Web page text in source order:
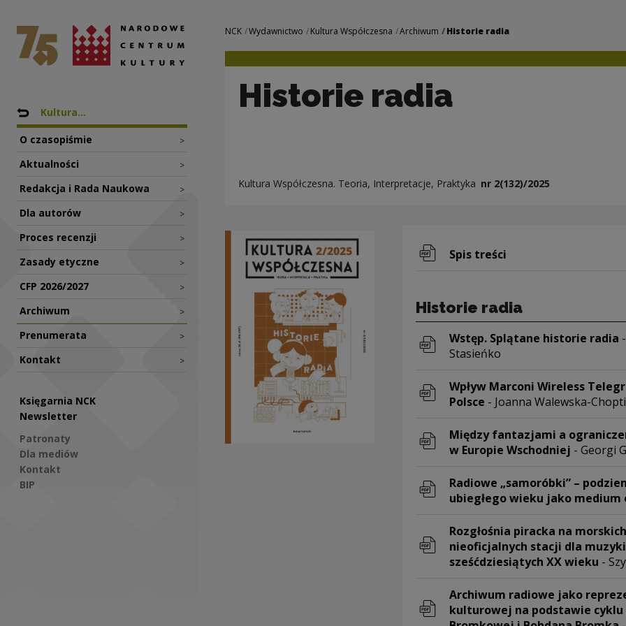
Historie radia | Narodowe Centrum
Narodowe Centrum Kultury
Nawigacja
Powrót do: Wydawnictwo
Kultura...
O czasopiśmie >
Aktualności >
Redakcja i Rada Naukowa >
Dla autorów >
Proces recenzji >
Zasady etyczne >
CFP 2026/2027 >
Archiwum >
Prenumerata >
Kontakt >
Księgarnia NCK
Newsletter
Patronaty
Dla mediów
Kontakt
BIP
Nawigacja
NCK Wydawnictwo Kultura Współczesna Archiwum Historie radia
Historie radia
Kultura Współczesna. Teoria, Interpretacje, Praktyka nr 2(132)/2025
Spis treści
Historie radia
Wstęp. Splątane historie radia
Stasieńko
Wpływ Marconi Wireless
Polsce - Joanna Walewska-
Między fantazjami a
w Europie Wschodniej - Georgi
Radiowe „samoróbki” –
ubiegłego wieku jako medium
Rozgłośnia piracka na
nieoficjalnych stacji dla
sześćdziesiątych XX wieku -
Archiwum radiowe jako
kulturowej na podstawie cyklu